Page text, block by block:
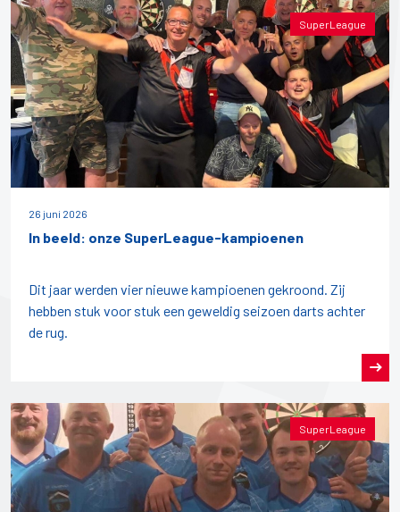
SuperLeague
26 juni 2026
In beeld: onze SuperLeague-kampioenen
Dit jaar werden vier nieuwe kampioenen gekroond. Zij
hebben stuk voor stuk een geweldig seizoen darts achter
de rug.
SuperLeague